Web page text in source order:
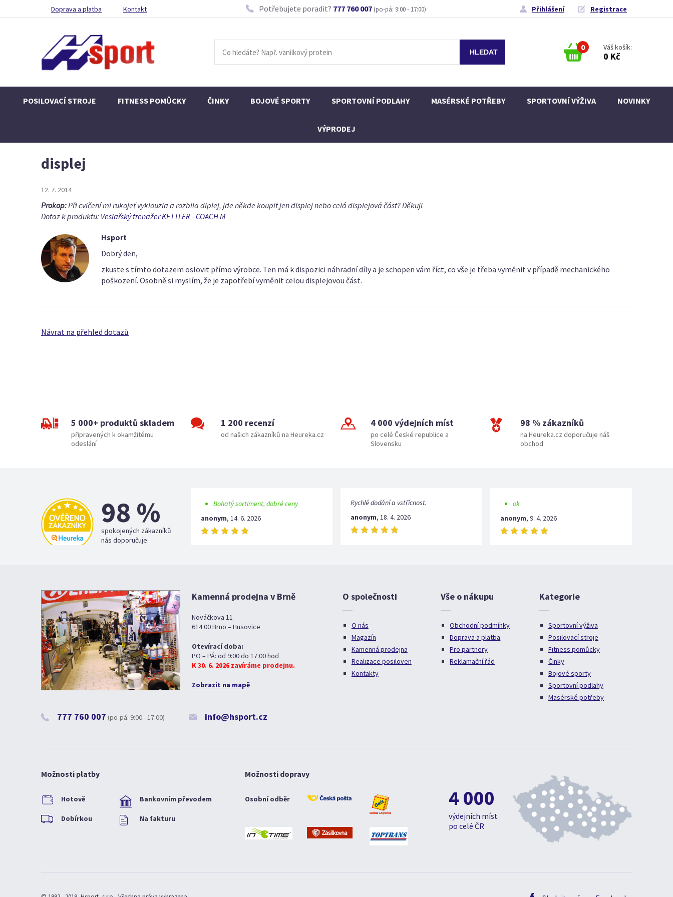
Doprava a platba Kontakt Potřebujete poradit? 777 760 007 (po-pá: 9:00 - 17:00) Přihlášení Registrace
0 Váš košík:
0 Kč
POSILOVACÍ STROJE FITNESS POMŮCKY ČINKY BOJOVÉ SPORTY SPORTOVNÍ PODLAHY MASÉRSKÉ POTŘEBY SPORTOVNÍ VÝŽIVA NOVINKY
VÝPRODEJ
displej
12. 7. 2014
Prokop:Při cvičení mi rukojeť vyklouzla a rozbila diplej, jde někde koupit jen displej nebo celá displejová část? Děkuji
Dotaz k produktu: Veslařský trenažer KETTLER - COACH M
Hsport
Dobrý den,
zkuste s tímto dotazem oslovit přímo výrobce. Ten má k dispozici náhradní díly a je schopen vám říct, co vše je třeba vyměnit v případě mechanického
poškození. Osobně si myslím, že je zapotřebí vyměnit celou displejovou část.
Návrat na přehled dotazů
5 000+ produktů skladem
připravených k okamžitému
odeslání
1 200 recenzí
od našich zákazníků na Heureka.cz
4 000 výdejních míst
po celé České republice a
Slovensku
98 % zákazníků
na Heureka.cz doporučuje náš
obchod
98 %
spokojených zákazníků
nás doporučuje
Bohatý sortiment, dobré ceny
anonym, 14. 6. 2026
Rychlé dodání a vstřícnost.
anonym, 18. 4. 2026
ok
anonym, 9. 4. 2026
Kamenná prodejna v Brně
Nováčkova 11
614 00 Brno – Husovice
Otevírací doba:
PO – PÁ: od 9:00 do 17:00 hod
K 30. 6. 2026 zavíráme prodejnu.
Zobrazit na mapě
777 760 007 (po-pá: 9:00 - 17:00) info@hsport.cz
O společnosti
O nás
Magazín
Kamenná prodejna
Realizace posiloven
Kontakty
Vše o nákupu
Obchodní podmínky
Doprava a platba
Pro partnery
Reklamační řád
Kategorie
Sportovní výživa
Posilovací stroje
Fitness pomůcky
Činky
Bojové sporty
Sportovní podlahy
Masérské potřeby
Možnosti platby
Hotově Bankovním převodem
Dobírkou Na fakturu
Možnosti dopravy
Osobní odběr 4 000
výdejních míst
po celé ČR